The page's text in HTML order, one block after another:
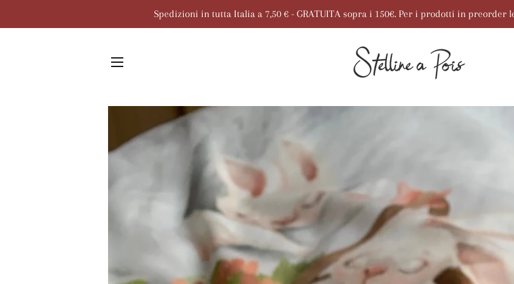
Spedizioni in tutta Italia a 7,50 € - GRATUITA sopra i 150€. Per i prodotti in